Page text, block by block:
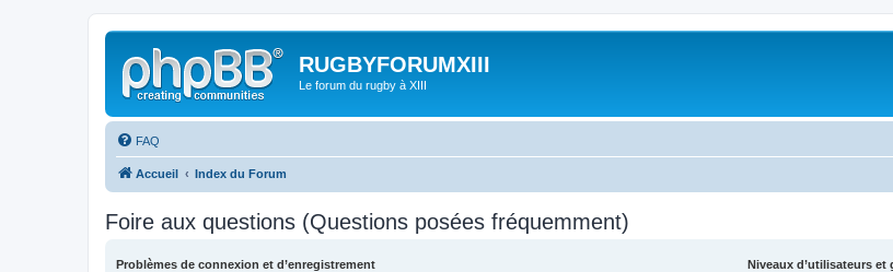
RUGBYFORUMXIII
Le forum du rugby à XIII
FAQ
Accueil Index du Forum
Foire aux questions (Questions posées fréquemment)
Problèmes de connexion et d’enregistrement
Niveaux d’utilisateurs et